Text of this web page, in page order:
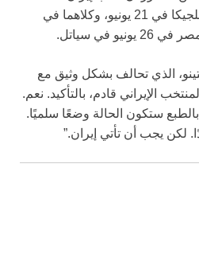
نيوزيلندا في 15 يونيو وضد بلجيكا في 21 يونيو، وكلاهما في
في سياتل.
الذي تحالف بشكل وثيق مع
الإيراني قادم، بالتأكيد. نعم.
ستكون الحالة وضعًا سلميًا.
لكن يجب أن تأتي إيران.”